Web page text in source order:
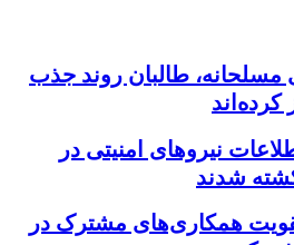
مسلحانه، طالبان روند جذب
کرده‌اند
نیروهای امنیتی در
همکاری‌های مشترک در